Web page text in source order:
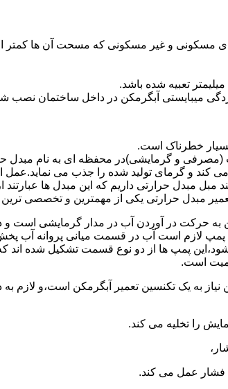
میبایستی آبگرمکن در داخل ساختمان نصب
بسیار خطرناک است.
(مصرفی و گرمایشی)در محفظه ای به نام
کند و گرمای تولید شده را جذب می
مبدل حرارتی داریم که این مبدل ها عبارتند
مبدل حرارتی یکی از مهمترین و تخصصی ترین
به حرکت در آوردن آب در مدار گرمایشی است و
عملکرداین نوع پمپ لازم است آب در قسمت
پمپ ها از دو نوع قسمت تشکیل شده
است.
نیاز به یک تکنسین تعمیر آبگرمکن است،و
فشار عمل می کند.